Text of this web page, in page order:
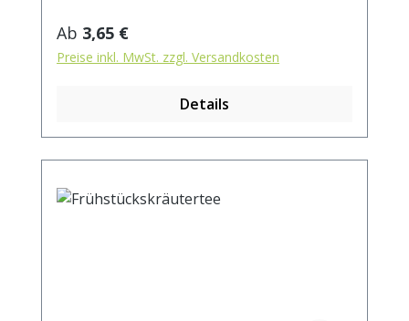
Ringelblumenblüten, Süßholzwurzel,
Malvenblüten blau. Zubereitung: ca. 15g
Tee mit 1 l. kochendem Wasser aufgiessen.
Regulärer Preis:
Ab 3,65 €
Preise inkl. MwSt. zzgl. Versandkosten
Details